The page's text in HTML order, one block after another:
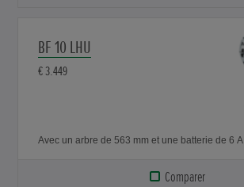
BF 10 LHU
€ 3.449
Avec un arbre de 563 mm et une batterie de 6 A.
Comparer